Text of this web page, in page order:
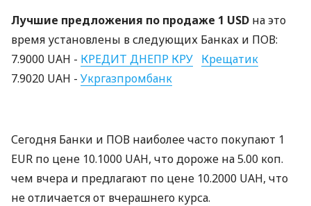
Лучшие предложения по продаже 1 USD на это
время установлены в следующих Банках и ПОВ:
7.9000 UAH - КРЕДИТ ДНЕПР КРУ Крещатик
7.9020 UAH - Укргазпромбанк
Сегодня Банки и ПОВ наиболее часто покупают 1
EUR по цене 10.1000 UAH, что дороже на 5.00 коп.
чем вчера и предлагают по цене 10.2000 UAH, что
не отличается от вчерашнего курса.